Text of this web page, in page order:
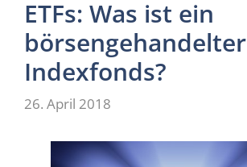
ETFs: Was ist ein
börsengehandelter
Indexfonds?
26. April 2018